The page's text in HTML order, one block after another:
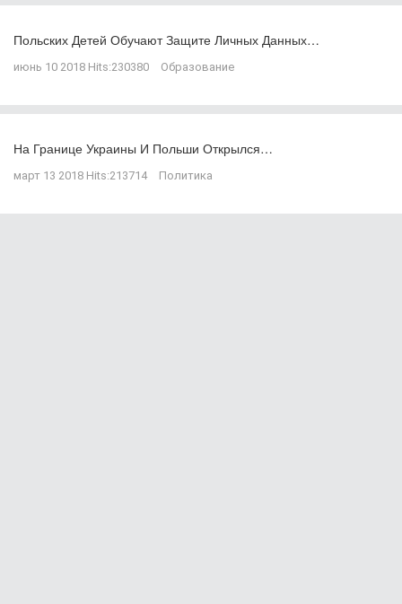
Польских Детей Обучают Защите Личных Данных…
июнь 10 2018 Hits:230380 Образование
На Границе Украины И Польши Открылся…
март 13 2018 Hits:213714 Политика